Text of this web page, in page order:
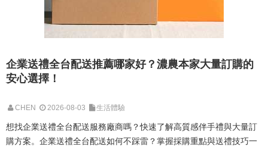
企業送禮全台配送推薦哪家好？濃農本家大量訂購的
安心選擇！
CHEN 2026-08-03 生活體驗
想找企業送禮全台配送服務廠商嗎？快速了解高質感伴手禮與大量訂
購方案。企業送禮全台配送如何不踩雷？掌握採購重點與送禮技巧一